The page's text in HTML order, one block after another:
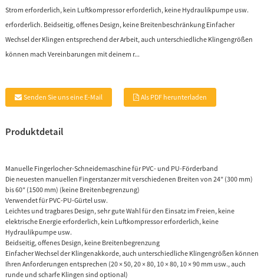
Strom erforderlich, kein Luftkompressor erforderlich, keine Hydraulikpumpe usw.
erforderlich. Beidseitig, offenes Design, keine Breitenbeschränkung Einfacher
Wechsel der Klingen entsprechend der Arbeit, auch unterschiedliche Klingengrößen
können mach Vereinbarungen mit deinem r...
Senden Sie uns eine E-Mail Als PDF herunterladen
Produktdetail
Manuelle Fingerlocher-Schneidemaschine für PVC- und PU-Förderband
Die neuesten manuellen Fingerstanzer mit verschiedenen Breiten von 24″ (300 mm)
bis 60″ (1500 mm) (keine Breitenbegrenzung)
Verwendet für PVC-PU-Gürtel usw.
Leichtes und tragbares Design, sehr gute Wahl für den Einsatz im Freien, keine
elektrische Energie erforderlich, kein Luftkompressor erforderlich, keine
Hydraulikpumpe usw.
Beidseitig, offenes Design, keine Breitenbegrenzung
Einfacher Wechsel der Klingenakkorde, auch unterschiedliche Klingengrößen können
Ihren Anforderungen entsprechen (20 × 50, 20 × 80, 10 × 80, 10 × 90 mm usw., auch
runde und scharfe Klingen sind optional)